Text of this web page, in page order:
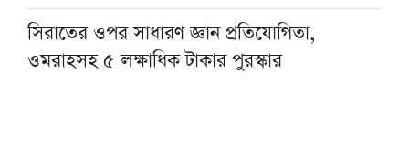
সিরাতের ওপর সাধারণ জ্ঞান প্রতিযোগিতা,
ওমরাহসহ ৫ লক্ষাধিক টাকার পুরস্কার